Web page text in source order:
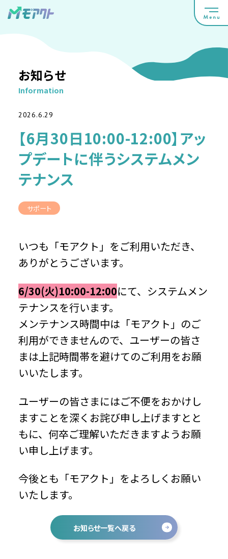
お知らせ
Information
2026.6.29
【6月30日10:00-12:00】アッ
プデートに伴うシステムメン
テナンス
サポート
いつも「モアクト」をご利用いただき、
ありがとうございます。
6/30(火)10:00-12:00にて、システムメン
テナンスを行います。
メンテナンス時間中は「モアクト」のご
利用ができませんので、ユーザーの皆さ
まは上記時間帯を避けてのご利用をお願
いいたします。
ユーザーの皆さまにはご不便をおかけし
ますことを深くお詫び申し上げますとと
もに、何卒ご理解いただきますようお願
い申し上げます。
今後とも「モアクト」をよろしくお願い
いたします。
お知らせ一覧へ戻る